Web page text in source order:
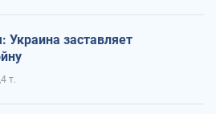
Украина заставляет
т.